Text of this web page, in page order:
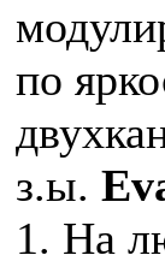
по
з.ы.
1. На